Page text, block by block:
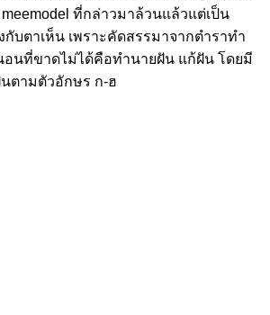
ที่กล่าวมาล้วนแล้วแต่เป็น
บตาเห็น เพราะคัดสรรมาจากตําราทํา
อนที่ขาดไม่ได้คือทำนายฝัน แก้ฝัน โดยมี
นตามตัวอักษร ก-ฮ